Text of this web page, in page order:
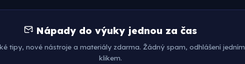
Nápady do výuky jednou za čas
tipy, nové nástroje a materiály zdarma. Žádný spam, odhlášení jedním
klikem.